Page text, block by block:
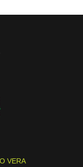
VERA